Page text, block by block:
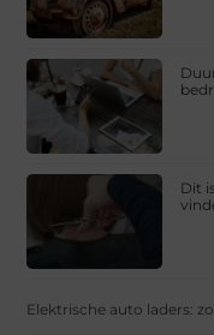
Dit
Elektrische auto laders: